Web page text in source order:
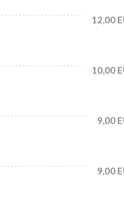
12,00
10,00
9,00
9,00